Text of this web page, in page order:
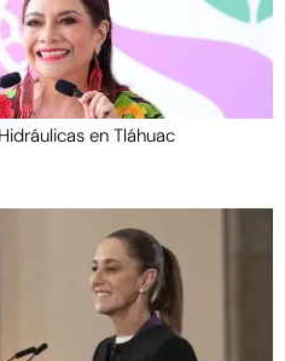
en Tláhuac